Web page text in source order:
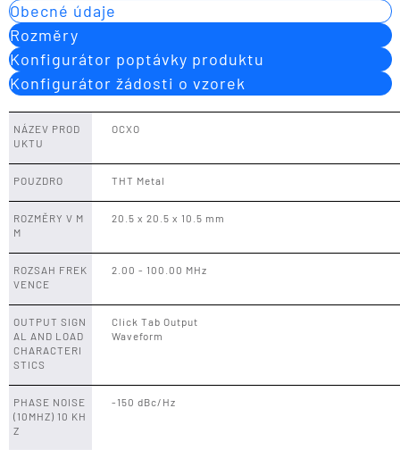
Obecné údaje
Rozměry
Konfigurátor poptávky produktu
Konfigurátor žádosti o vzorek
NÁZEV PROD
UKTU
OCXO
POUZDRO THT Metal
ROZMĚRY V M
M
20.5 x 20.5 x 10.5 mm
ROZSAH FREK
VENCE
2.00 - 100.00 MHz
OUTPUT SIGN
AL AND LOAD
CHARACTERI
STICS
Click Tab Output
Waveform
PHASE NOISE
(10MHZ) 10 KH
Z
-150 dBc/Hz